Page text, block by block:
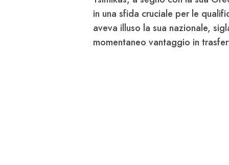
in una sfida cruciale per le
aveva illuso la sua nazionale,
momentaneo vantaggio in